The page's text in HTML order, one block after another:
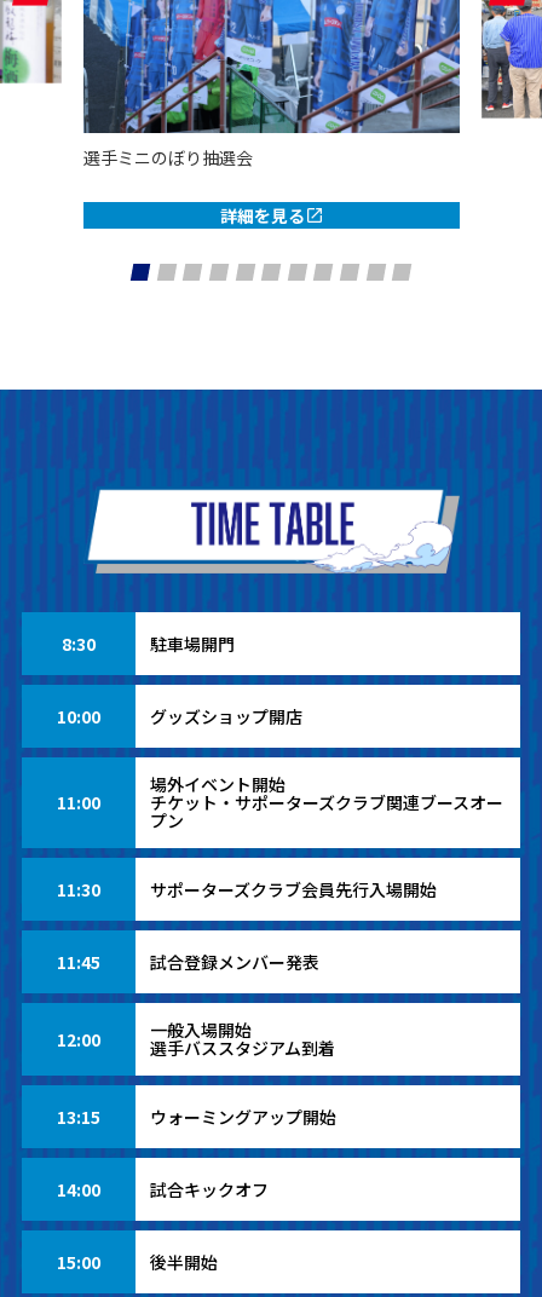
選手ミニのぼり抽選会
詳細を見る
8:30 駐車場開門
10:00 グッズショップ開店
11:00
場外イベント開始
チケット・サポーターズクラブ関連ブースオー
プン
11:30 サポーターズクラブ会員先行入場開始
11:45 試合登録メンバー発表
12:00 一般入場開始
選手バススタジアム到着
13:15 ウォーミングアップ開始
14:00 試合キックオフ
15:00 後半開始